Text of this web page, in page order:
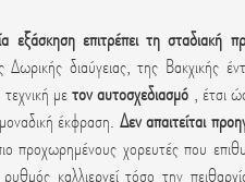
εξάσκηση επιτρέπει τη σταδιακή
Δωρικής διαύγειας, της Βακχικής
μετον αυτοσχεδιασμό , έτσι
έκφραση. Δεν απαιτείται
προχωρημένους χορευτές που
ρυθμός καλλιεργεί τόσο την